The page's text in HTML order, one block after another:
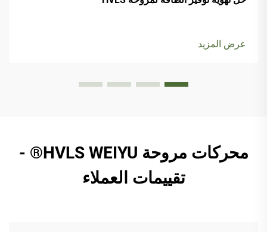
عرض المزيد
محركات مروحة HVLS WEIYU® -
تقييمات العملاء